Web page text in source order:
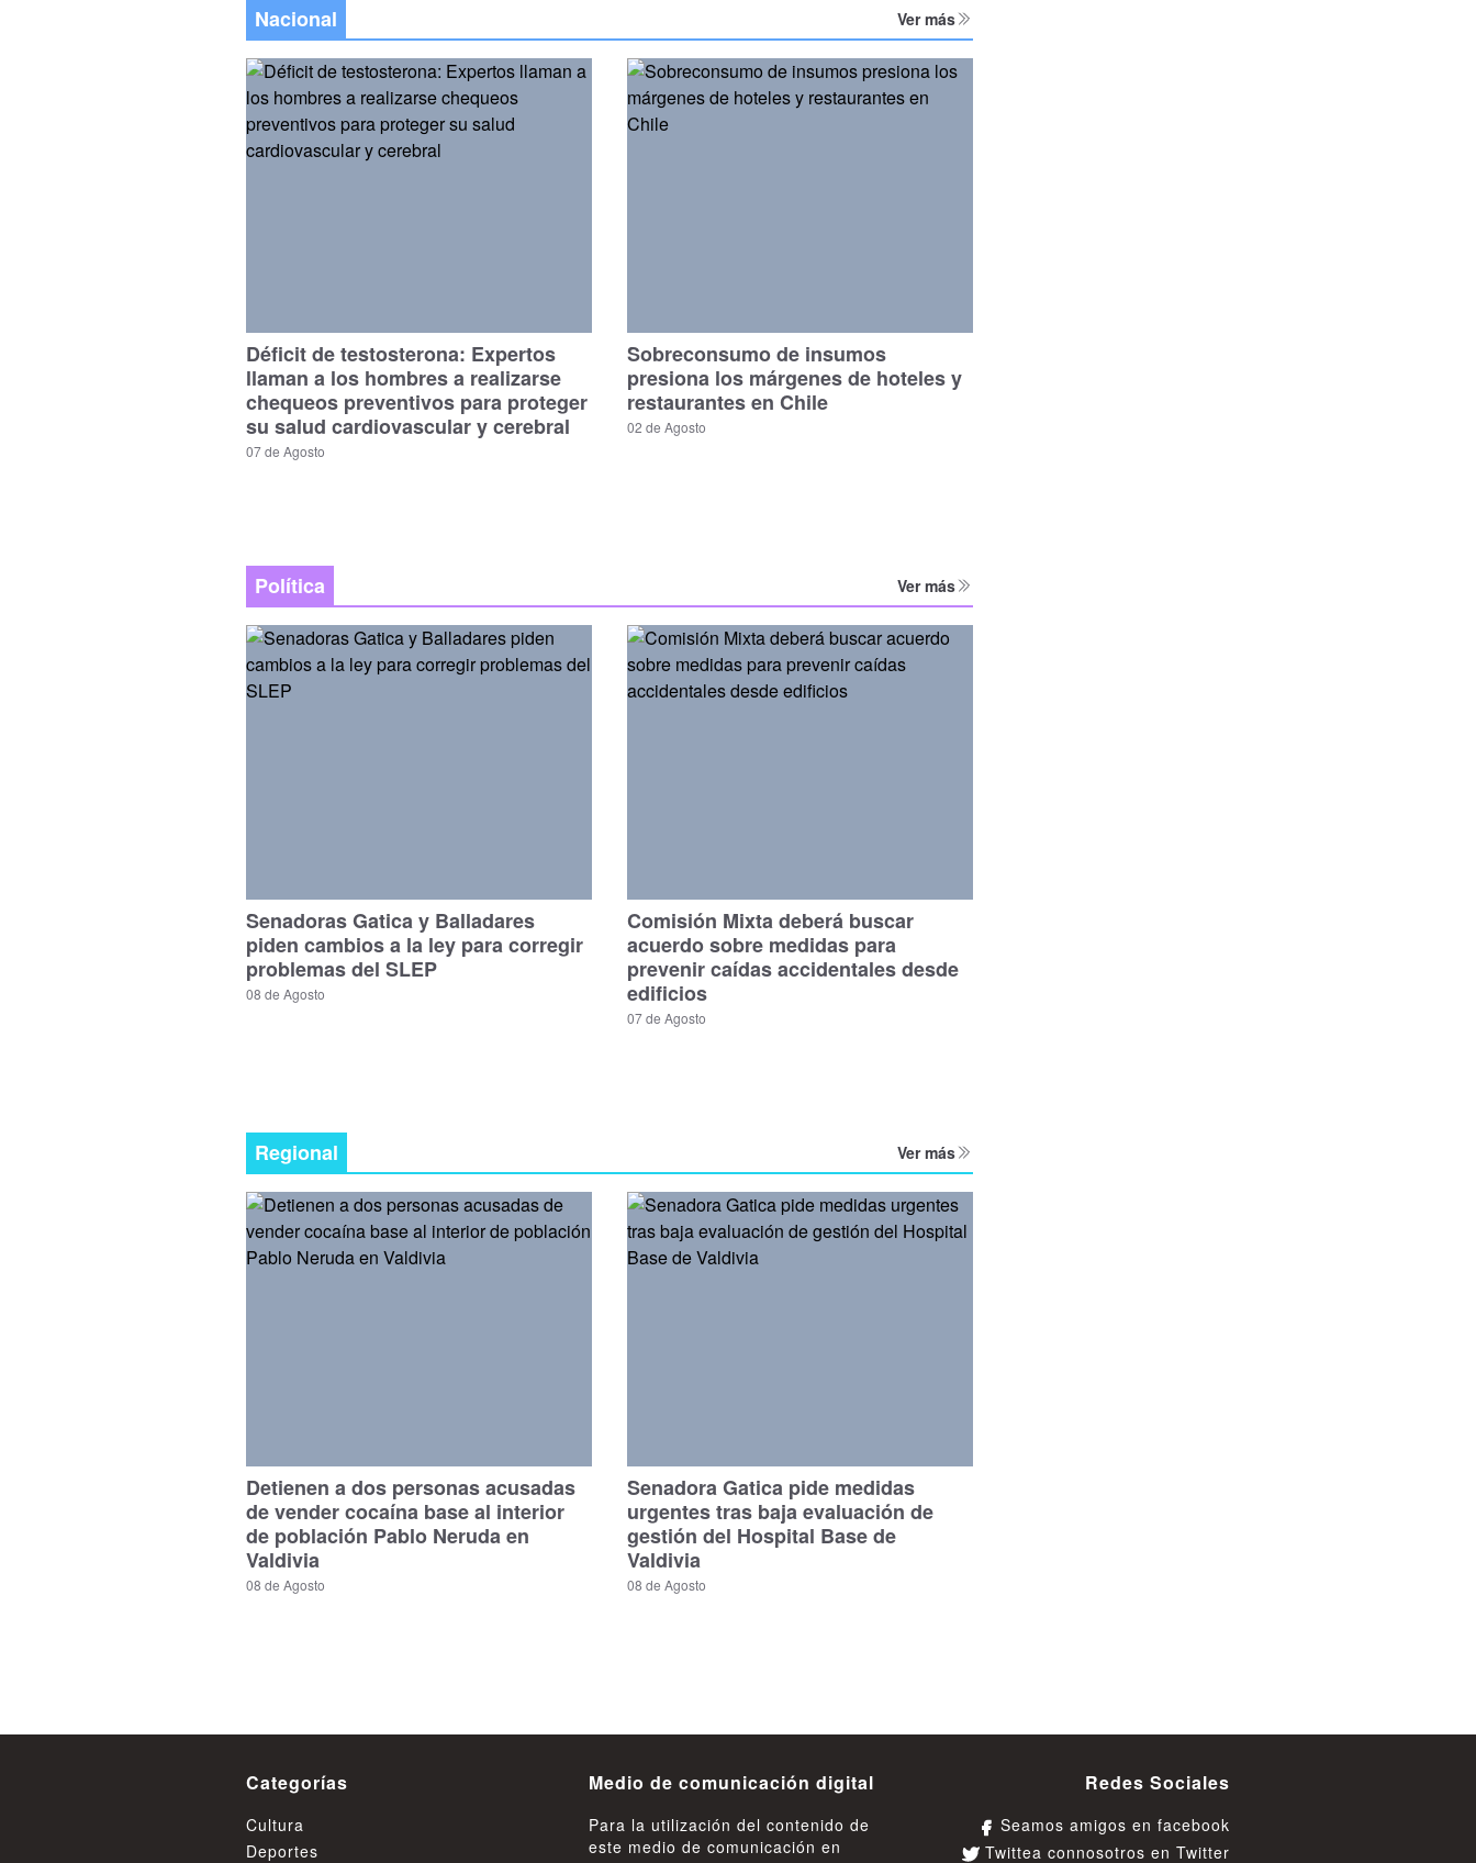
Nacional Ver más
Déficit de testosterona: Expertos
llaman a los hombres a realizarse
chequeos preventivos para proteger
su salud cardiovascular y cerebral
07 de Agosto
Sobreconsumo de insumos
presiona los márgenes de hoteles y
restaurantes en Chile
02 de Agosto
Política Ver más
Senadoras Gatica y Balladares
piden cambios a la ley para corregir
problemas del SLEP
08 de Agosto
Comisión Mixta deberá buscar
acuerdo sobre medidas para
prevenir caídas accidentales desde
edificios
07 de Agosto
Regional Ver más
Detienen a dos personas acusadas
de vender cocaína base al interior
de población Pablo Neruda en
Valdivia
08 de Agosto
Senadora Gatica pide medidas
urgentes tras baja evaluación de
gestión del Hospital Base de
Valdivia
08 de Agosto
Categorías
Cultura
Deportes
Medio de comunicación digital
Para la utilización del contenido de
este medio de comunicación en
Redes Sociales
Seamos amigos en facebook
Twittea connosotros en Twitter